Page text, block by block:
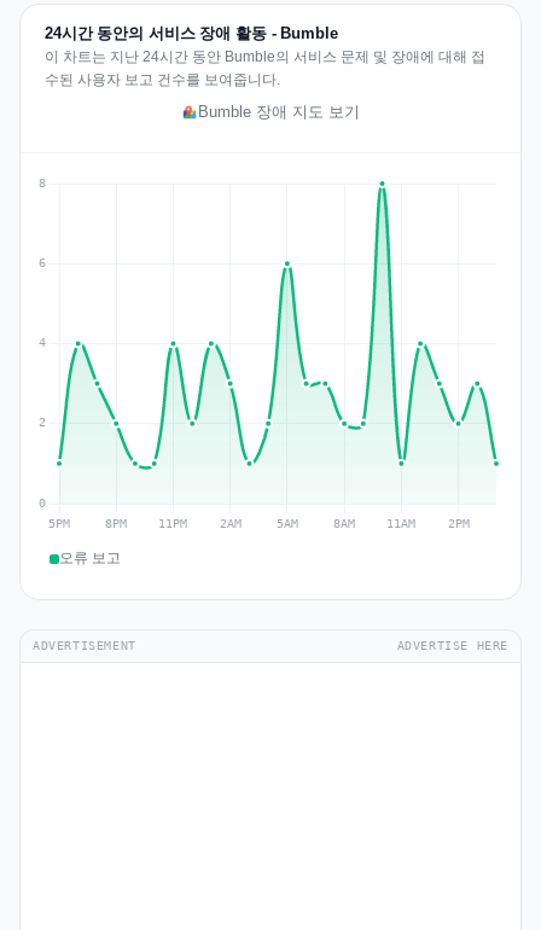
24시간 동안의 서비스 장애 활동 - Bumble
이 차트는 지난 24시간 동안 Bumble의 서비스 문제 및 장애에 대해 접
수된 사용자 보고 건수를 보여줍니다.
Bumble 장애 지도 보기
오류 보고
ADVERTISEMENT ADVERTISE HERE